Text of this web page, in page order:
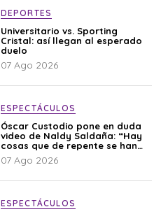
DEPORTES
Universitario vs. Sporting
Cristal: así llegan al esperado
duelo
07 Ago 2026
ESPECTÁCULOS
Óscar Custodio pone en duda
video de Naldy Saldaña: “Hay
cosas que de repente se han
editado”
07 Ago 2026
ESPECTÁCULOS